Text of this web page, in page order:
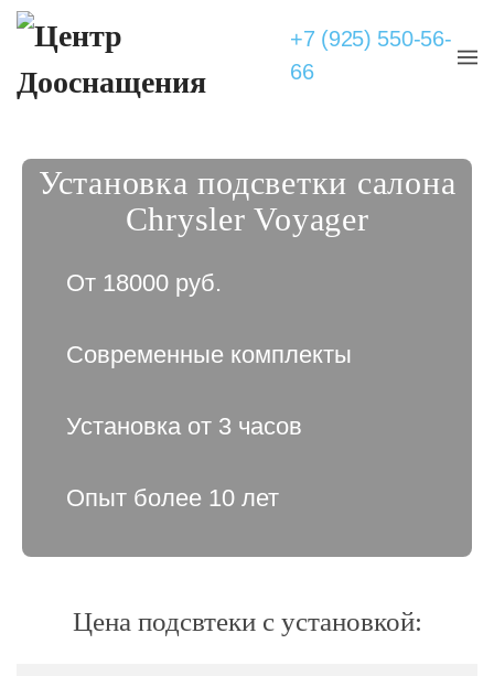
+7 (925) 550-56-
66
Установка подсветки салона
Chrysler Voyager
От 18000 руб.
Современные комплекты
Установка от 3 часов
Опыт более 10 лет
Цена подсвтеки с установкой: